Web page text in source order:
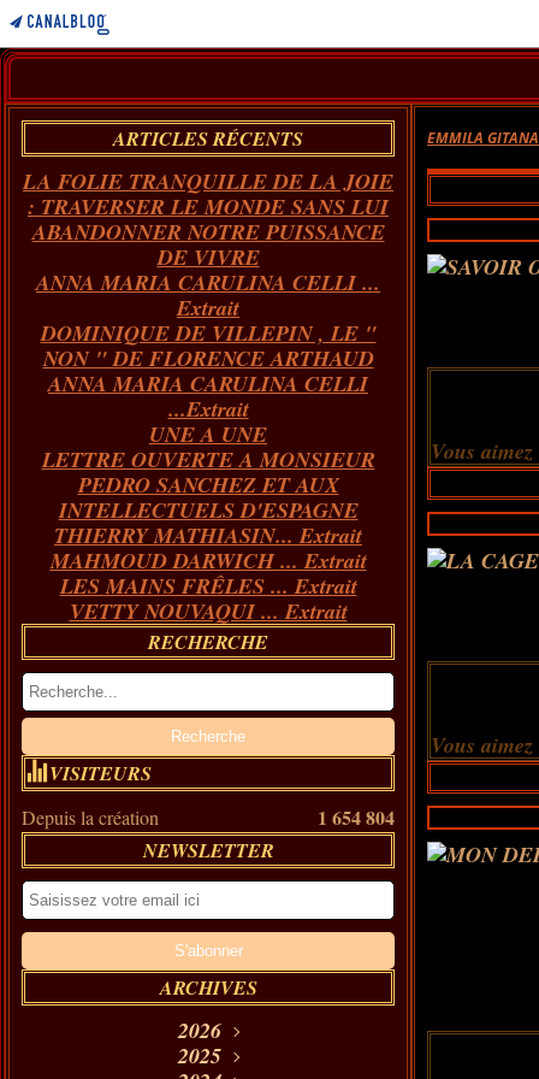
ARTICLES RÉCENTS
LA FOLIE TRANQUILLE DE LA JOIE
: TRAVERSER LE MONDE SANS LUI
ABANDONNER NOTRE PUISSANCE
DE VIVRE
ANNA MARIA CARULINA CELLI ...
Extrait
DOMINIQUE DE VILLEPIN , LE "
NON " DE FLORENCE ARTHAUD
ANNA MARIA CARULINA CELLI
...Extrait
UNE A UNE
LETTRE OUVERTE A MONSIEUR
PEDRO SANCHEZ ET AUX
INTELLECTUELS D'ESPAGNE
THIERRY MATHIASIN... Extrait
MAHMOUD DARWICH ... Extrait
LES MAINS FRÊLES ... Extrait
VETTY NOUVAQUI ... Extrait
RECHERCHE
VISITEURS
Depuis la création 1 654 804
NEWSLETTER
ARCHIVES
2026
Août(11)
2025
EMMILA GITANA
Vous aimez
Vous aimez